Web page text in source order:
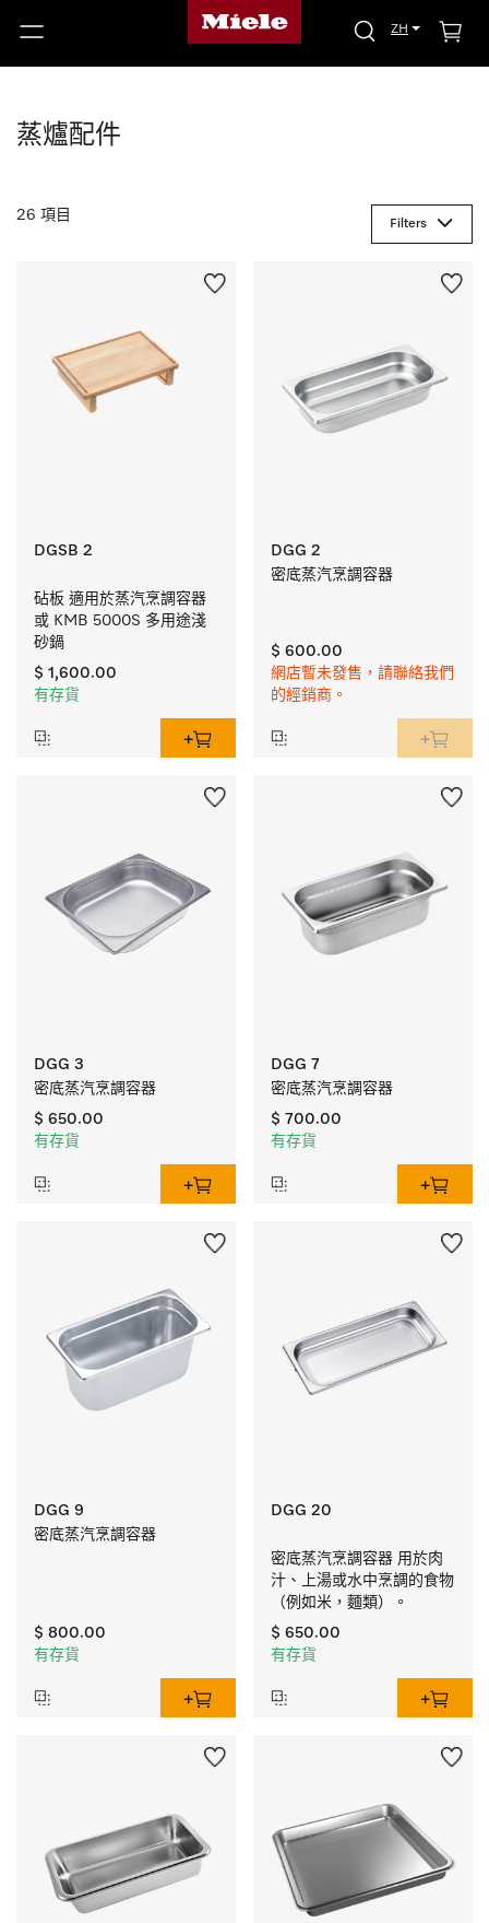
ZH
蒸爐配件
26 項目
Filters
DGSB 2
砧板 適用於蒸汽烹調容器
或 KMB 5000S 多用途淺
砂鍋
$ 1,600.00
有存貨
DGG 2
密底蒸汽烹調容器
$ 600.00
網店暫未發售，請聯絡我們
的經銷商。
DGG 3
密底蒸汽烹調容器
$ 650.00
有存貨
DGG 7
密底蒸汽烹調容器
$ 700.00
有存貨
DGG 9
密底蒸汽烹調容器
$ 800.00
有存貨
DGG 20
密底蒸汽烹調容器 用於肉
汁、上湯或水中烹調的食物
（例如米，麵類）。
$ 650.00
有存貨